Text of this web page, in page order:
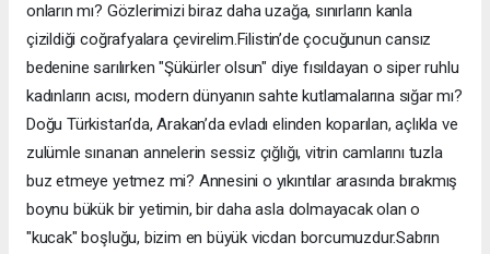
onların mı? Gözlerimizi biraz daha uzağa, sınırların kanla
çizildiği coğrafyalara çevirelim. ​Filistin’de çocuğunun cansız
bedenine sarılırken "Şükürler olsun" diye fısıldayan o siper ruhlu
kadınların acısı, modern dünyanın sahte kutlamalarına sığar mı?
Doğu Türkistan’da, Arakan’da evladı elinden koparılan, açlıkla ve
zulümle sınanan annelerin sessiz çığlığı, vitrin camlarını tuzla
buz etmeye yetmez mi? Annesini o yıkıntılar arasında bırakmış
boynu bükük bir yetimin, bir daha asla dolmayacak olan o
"kucak" boşluğu, bizim en büyük vicdan borcumuzdur. ​Sabrın